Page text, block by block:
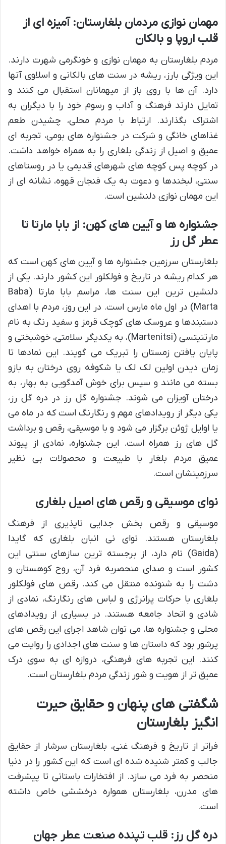
مهمان نوازی مردمان بلغارستان: آمیزه ای از
قلب اروپا و بالکان
مردم بلغارستان به مهمان نوازی و خونگرمی شهرت دارند.
این ویژگی بارز، ریشه در سنت های بالکانی و اسلاوی آنها
دارد. آن ها با روی باز از میهمانان استقبال می کنند و
تمایل دارند فرهنگ و آداب و رسوم خود را با دیگران به
اشتراک بگذارند. ارتباط با مردم محلی، چشیدن طعم
غذاهای خانگی و شرکت در جشنواره های بومی، تجربه ای
عمیق و اصیل از زندگی بلغاری را به همراه خواهد داشت.
در کوچه پس کوچه های شهرهای قدیمی یا در روستاهای
سنتی، لبخندها و دعوت به یک فنجان قهوه، نشانه ای از
این مهمان نوازی دلنشین است.
جشنواره ها و آیین های کهن: از بابا مارتا تا
عطر گل رز
بلغارستان سرزمین جشنواره ها و آیین های کهن است که
هر کدام ریشه در تاریخ و فولکلور این کشور دارند. یکی از
دلنشین ترین این سنت ها، مراسم بابا مارتا (Baba
Marta) در اول ماه مارس است. در این روز، مردم با اهدای
دستبندها و عروسک های کوچک قرمز و سفید رنگ به نام
مارتنیتسی (Martenitsi)، به یکدیگر سلامتی، خوشبختی و
پایان یافتن زمستان را تبریک می گویند. این نمادها تا
زمان دیدن اولین لک لک یا شکوفه روی درختان به بازو
بسته می مانند و سپس برای خوش آمدگویی به بهار، به
درختان آویزان می شوند. جشنواره گل رز در دره گل رز،
یکی دیگر از رویدادهای مهم و رنگارنگ است که در ماه می
یا اوایل ژوئن برگزار می شود و با موسیقی، رقص و برداشت
گل های رز همراه است. این جشنواره، نمادی از پیوند
عمیق مردم بلغار با طبیعت و محصولات بی نظیر
سرزمینشان است.
نوای موسیقی و رقص های اصیل بلغاری
موسیقی و رقص بخش جدایی ناپذیری از فرهنگ
بلغارستان هستند. نوای نی انبان بلغاری که گایدا
(Gaida) نام دارد، از برجسته ترین سازهای سنتی این
کشور است و صدای منحصربه فرد آن، روح کوهستان و
دشت را به شنونده منتقل می کند. رقص های فولکلور
بلغاری با حرکات پرانرژی و لباس های رنگارنگ، نمادی از
شادی و اتحاد جامعه هستند. در بسیاری از رویدادهای
محلی و جشنواره ها، می توان شاهد اجرای این رقص های
پرشور بود که داستان ها و سنت های اجدادی را روایت می
کنند. این تجربه های فرهنگی، دروازه ای به سوی درک
عمیق تر از هویت و شور زندگی مردم بلغارستان است.
شگفتی های پنهان و حقایق حیرت
انگیز بلغارستان
فراتر از تاریخ و فرهنگ غنی، بلغارستان سرشار از حقایق
جالب و کمتر شنیده شده ای است که این کشور را در دنیا
منحصر به فرد می سازد. از افتخارات باستانی تا پیشرفت
های مدرن، بلغارستان همواره درخششی خاص داشته
است.
دره گل رز: قلب تپنده صنعت عطر جهان